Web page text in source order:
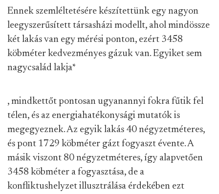
Ennek szemléltetésére készítettünk egy nagyon
leegyszerűsített társasházi modellt, ahol mindössze
két lakás van egy mérési ponton, ezért 3458
köbméter kedvezményes gázuk van. Egyiket sem
nagycsalád lakja*
, mindkettőt pontosan ugyanannyi fokra fűtik fel
télen, és az energiahatékonysági mutatók is
megegyeznek. Az egyik lakás 40 négyzetméteres,
és pont 1729 köbméter gázt fogyaszt évente. A
másik viszont 80 négyzetméteres, így alapvetően
3458 köbméter a fogyasztása, de a
konfliktushelyzet illusztrálása érdekében ezt